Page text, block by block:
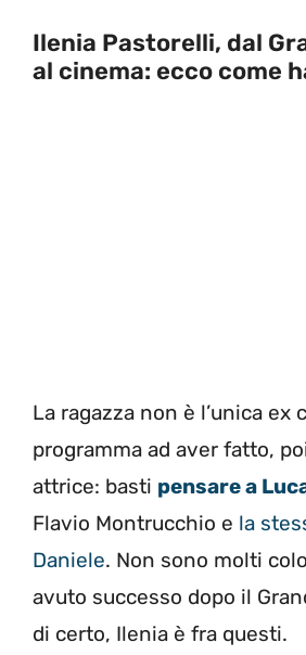
Ilenia Pastorelli, dal
al cinema: ecco come
La ragazza non è l’unica ex
programma ad aver fatto,
attrice: basti pensare a
Flavio Montrucchio e la
Daniele. Non sono molti
avuto successo dopo il
di certo, Ilenia è fra questi.